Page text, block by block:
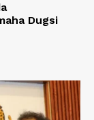
Dugsi